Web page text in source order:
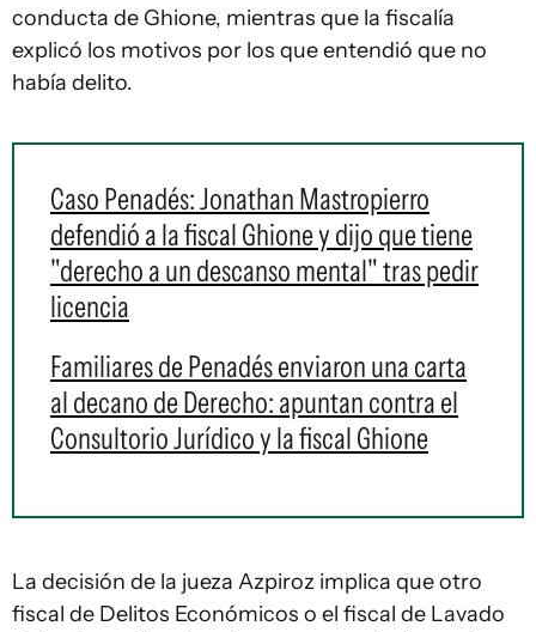
conducta de Ghione, mientras que la fiscalía
explicó los motivos por los que entendió que no
había delito.
Caso Penadés: Jonathan Mastropierro
defendió a la fiscal Ghione y dijo que tiene
"derecho a un descanso mental" tras pedir
licencia
Familiares de Penadés enviaron una carta
al decano de Derecho: apuntan contra el
Consultorio Jurídico y la fiscal Ghione
La decisión de la jueza Azpiroz implica que otro
fiscal de Delitos Económicos o el fiscal de Lavado